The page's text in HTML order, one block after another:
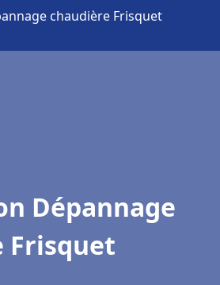
chaudière Frisquet
Dépannage
Frisquet